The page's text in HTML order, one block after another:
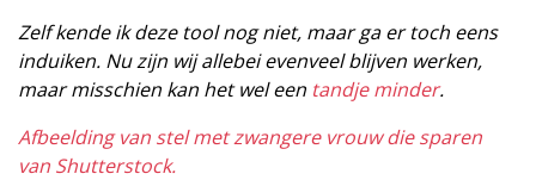
Zelf kende ik deze tool nog niet, maar ga er toch eens
induiken. Nu zijn wij allebei evenveel blijven werken,
maar misschien kan het wel een tandje minder.
Afbeelding van stel met zwangere vrouw die sparen
van Shutterstock.